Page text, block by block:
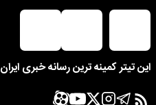
این تیتر کمینه ترین رسانه خبری ایران